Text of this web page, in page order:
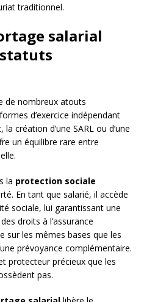
traditionnel.
salarial
de nombreux atouts
d’exercice indépendant
création d’une SARL ou d’une
un équilibre rare entre
la protection sociale
En tant que salarié, il accède
sociale, lui garantissant une
droits à l’assurance
sur les mêmes bases que les
prévoyance complémentaire.
protecteur précieux que les
pas.